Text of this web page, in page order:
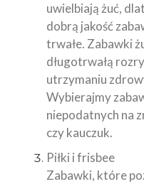
uwielbiają żuć,
dobrą jakość
trwałe. Zabawki
długotrwałą
utrzymaniu
Wybierajmy
niepodatnych na
czy kauczuk.
Piłki i frisbee
Zabawki, które